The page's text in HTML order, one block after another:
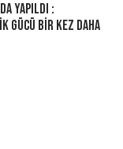
Yapıldı :
Bir Kez Daha